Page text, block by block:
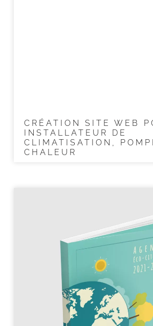
CRÉATION SITE WEB
INSTALLATEUR DE
CLIMATISATION,
CHALEUR